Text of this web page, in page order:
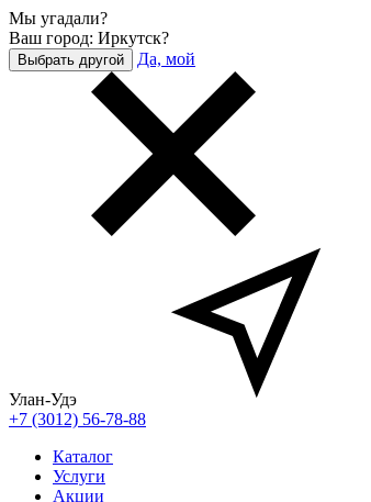
Мы угадали?
Ваш город: Иркутск?
Выбрать другой Да, мой
Улан-Удэ
+7 (3012) 56-78-88
Каталог
Услуги
Акции